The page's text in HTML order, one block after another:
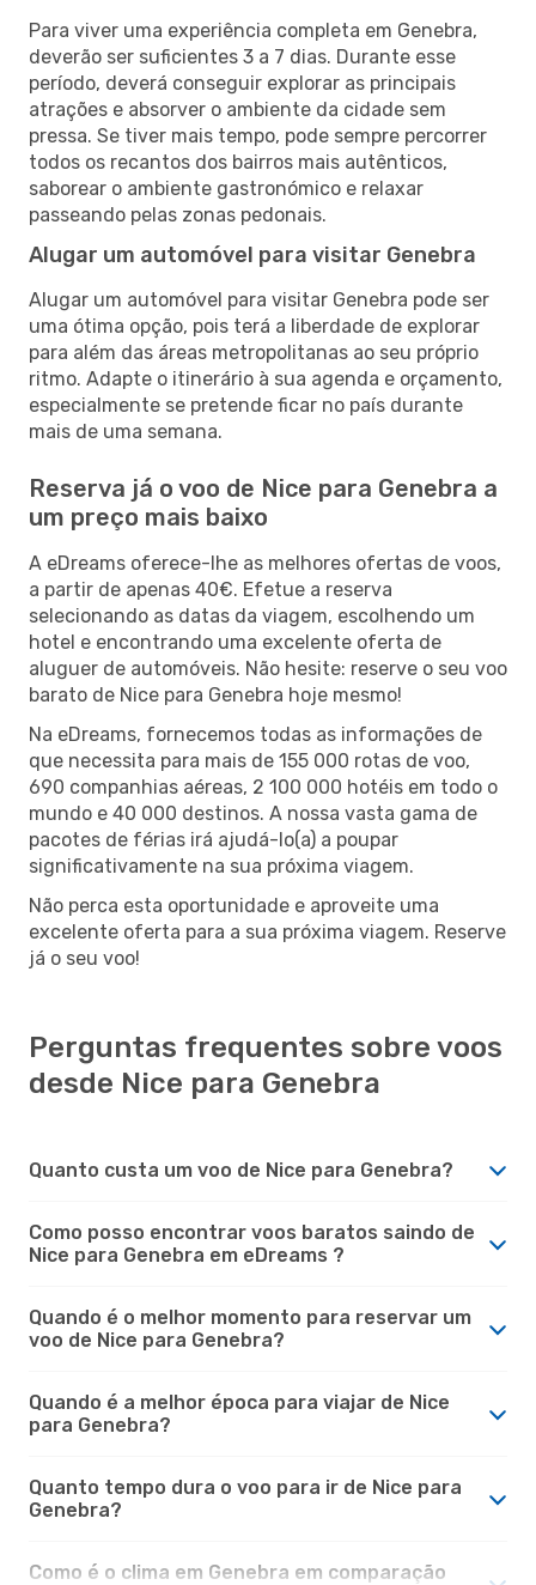
Para viver uma experiência completa em Genebra,
deverão ser suficientes 3 a 7 dias. Durante esse
período, deverá conseguir explorar as principais
atrações e absorver o ambiente da cidade sem
pressa. Se tiver mais tempo, pode sempre percorrer
todos os recantos dos bairros mais autênticos,
saborear o ambiente gastronómico e relaxar
passeando pelas zonas pedonais.
Alugar um automóvel para visitar Genebra
Alugar um automóvel para visitar Genebra pode ser
uma ótima opção, pois terá a liberdade de explorar
para além das áreas metropolitanas ao seu próprio
ritmo. Adapte o itinerário à sua agenda e orçamento,
especialmente se pretende ficar no país durante
mais de uma semana.
Reserva já o voo de Nice para Genebra a
um preço mais baixo
A eDreams oferece-lhe as melhores ofertas de voos,
a partir de apenas 40€. Efetue a reserva
selecionando as datas da viagem, escolhendo um
hotel e encontrando uma excelente oferta de
aluguer de automóveis. Não hesite: reserve o seu voo
barato de Nice para Genebra hoje mesmo!
Na eDreams, fornecemos todas as informações de
que necessita para mais de 155 000 rotas de voo,
690 companhias aéreas, 2 100 000 hotéis em todo o
mundo e 40 000 destinos. A nossa vasta gama de
pacotes de férias irá ajudá-lo(a) a poupar
significativamente na sua próxima viagem.
Não perca esta oportunidade e aproveite uma
excelente oferta para a sua próxima viagem. Reserve
já o seu voo!
Perguntas frequentes sobre voos
desde Nice para Genebra
Quanto custa um voo de Nice para Genebra?
Como posso encontrar voos baratos saindo de
Nice para Genebra em eDreams ?
Quando é o melhor momento para reservar um
voo de Nice para Genebra?
Quando é a melhor época para viajar de Nice
para Genebra?
Quanto tempo dura o voo para ir de Nice para
Genebra?
Como é o clima em Genebra em comparação